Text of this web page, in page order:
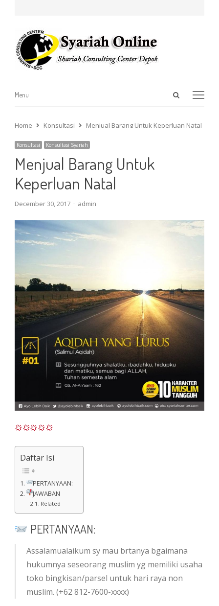
Open
Menu
Menu
Home Konsultasi Menjual Barang Untuk Keperluan Natal
Konsultasi Konsultasi Syariah
Menjual Barang Untuk
Keperluan Natal
December 30, 2017 Author
admin
Daftar Isi
PERTANYAAN:
JAWABAN
Related
PERTANYAAN:
Assalamualaikum sy mau brtanya bgaimana
hukumnya seseorang muslim yg memiliki usaha
toko bingkisan/parsel untuk hari raya non
muslim. (+62 812-7600-xxxx)